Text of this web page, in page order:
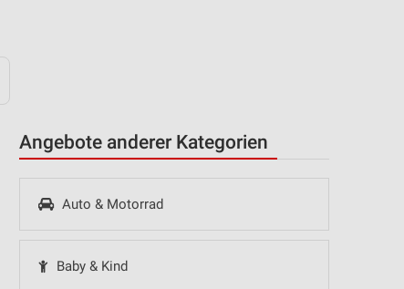
Angebote anderer Kategorien
Auto & Motorrad
Baby & Kind